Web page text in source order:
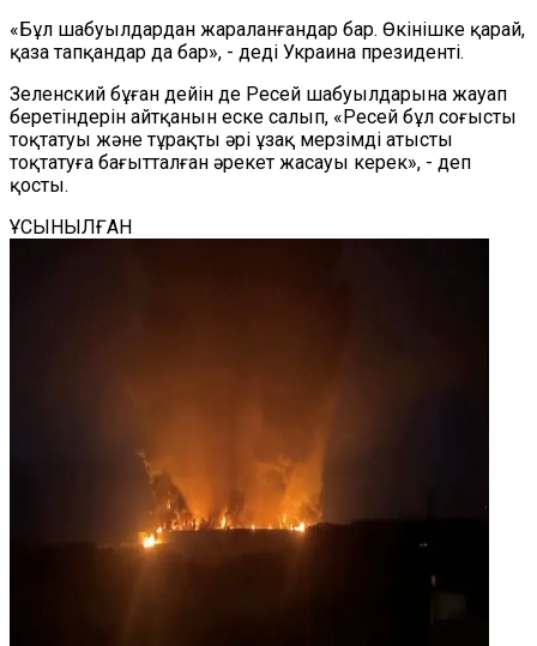
«Бұл шабуылдардан жараланғандар бар. Өкінішке қарай,
қаза тапқандар да бар», - деді Украина президенті.
Зеленский бұған дейін де Ресей шабуылдарына жауап
беретіндерін айтқанын еске салып, «Ресей бұл соғысты
тоқтатуы және тұрақты әрі ұзақ мерзімді атысты
тоқтатуға бағытталған әрекет жасауы керек», - деп
қосты.
ҰСЫНЫЛҒАН